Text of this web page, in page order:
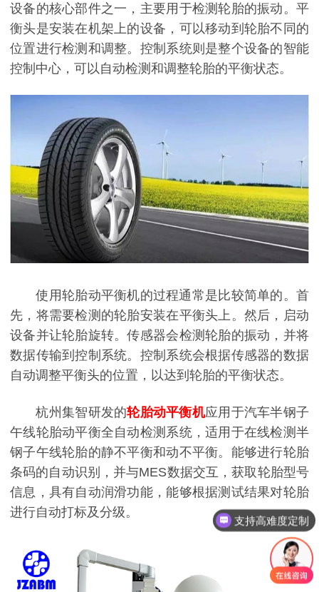
设备的核心部件之一，主要用于检测轮胎的振动。平
衡头是安装在机架上的设备，可以移动到轮胎不同的
位置进行检测和调整。控制系统则是整个设备的智能
控制中心，可以自动检测和调整轮胎的平衡状态。
使用轮胎动平衡机的过程通常是比较简单的。首
先，将需要检测的轮胎安装在平衡头上。然后，启动
设备并让轮胎旋转。传感器会检测轮胎的振动，并将
数据传输到控制系统。控制系统会根据传感器的数据
自动调整平衡头的位置，以达到轮胎的平衡状态。
杭州集智研发的轮胎动平衡机应用于汽车半钢子
午线轮胎动平衡全自动检测系统，适用于在线检测半
钢子午线轮胎的静不平衡和动不平衡。能够进行轮胎
条码的自动识别，并与MES数据交互，获取轮胎型号
信息，具有自动润滑功能，能够根据测试结果对轮胎
进行自动打标及分级。
支持高难度定制